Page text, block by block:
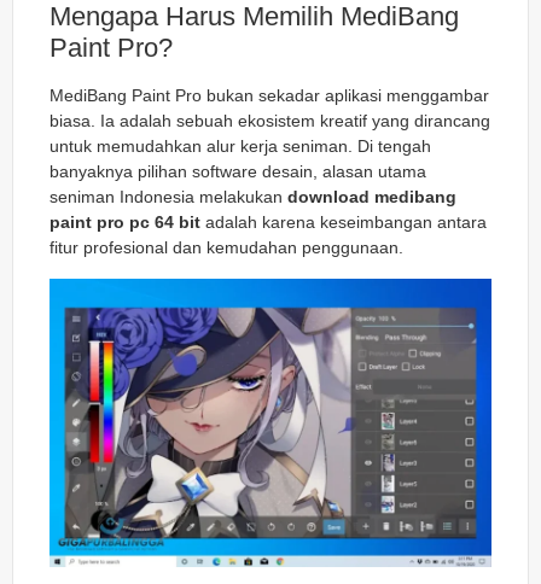
Mengapa Harus Memilih MediBang
Paint Pro?
MediBang Paint Pro bukan sekadar aplikasi menggambar
biasa. Ia adalah sebuah ekosistem kreatif yang dirancang
untuk memudahkan alur kerja seniman. Di tengah
banyaknya pilihan software desain, alasan utama
seniman Indonesia melakukan download medibang
paint pro pc 64 bit adalah karena keseimbangan antara
fitur profesional dan kemudahan penggunaan.